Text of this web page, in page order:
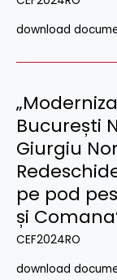
download
București
Giurgiu
pe pod
și
CEF2024RO
download